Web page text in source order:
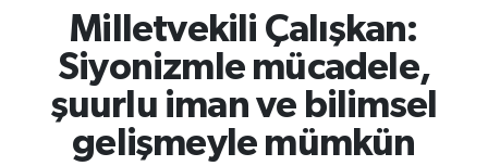
Milletvekili Çalışkan:
Siyonizmle mücadele,
şuurlu iman ve bilimsel
gelişmeyle mümkün
Tüm Manşetler
Son Dakika Haberleri
Haber Arşivi